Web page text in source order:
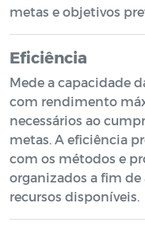
metas e objetivos
Eficiência
Mede a capacidade
com rendimento
necessários ao
metas. A eficiência
com os métodos e
organizados a fim
recursos disponíveis.